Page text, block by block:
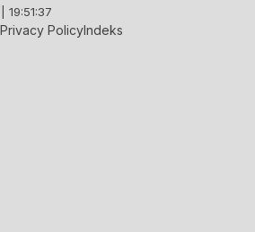
19:51:38
Privacy PolicyIndeks